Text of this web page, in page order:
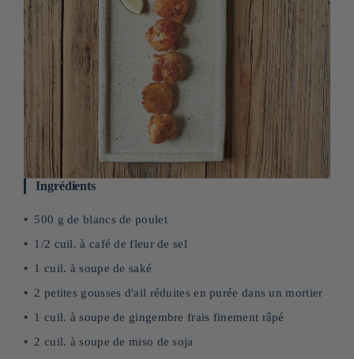
Ingrédients
500 g de blancs de poulet
1/2 cuil. à café de fleur de sel
1 cuil. à soupe de saké
2 petites gousses d'ail réduites en purée dans un mortier
1 cuil. à soupe de gingembre frais finement râpé
2 cuil. à soupe de miso de soja